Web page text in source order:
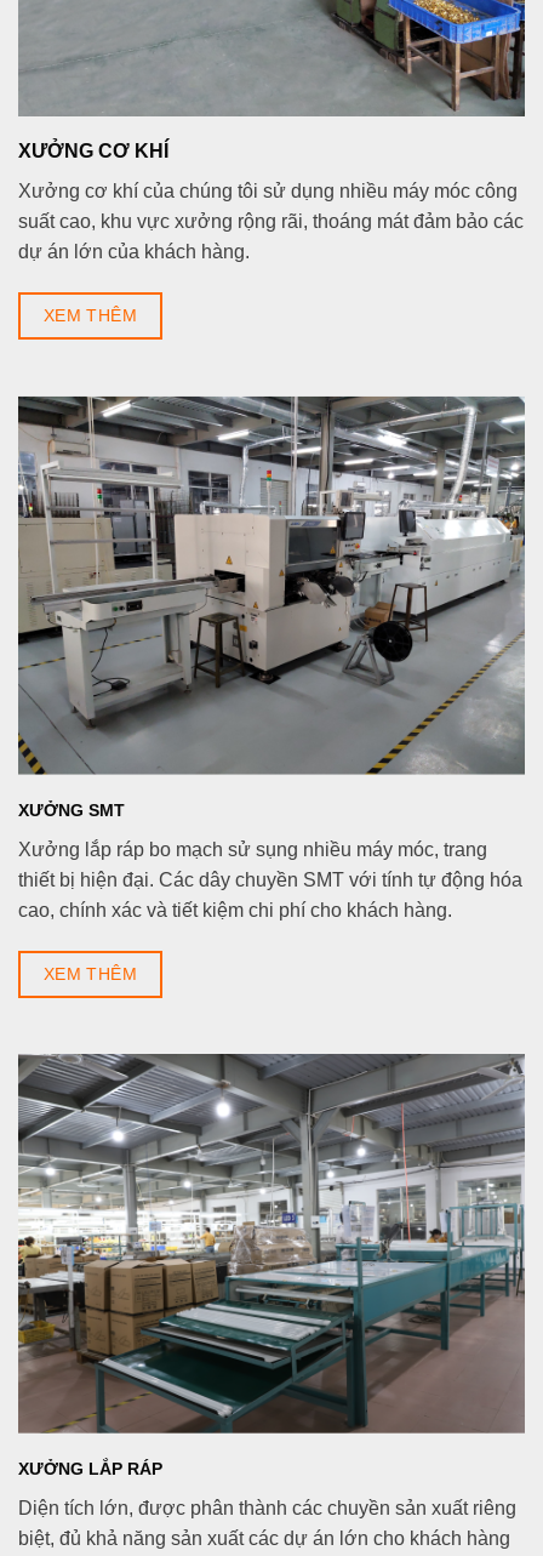
XƯỞNG CƠ KHÍ
Xưởng cơ khí của chúng tôi sử dụng nhiều máy móc công
suất cao, khu vực xưởng rộng rãi, thoáng mát đảm bảo các
dự án lớn của khách hàng.
XEM THÊM
XƯỞNG SMT
Xưởng lắp ráp bo mạch sử sụng nhiều máy móc, trang
thiết bị hiện đại. Các dây chuyền SMT với tính tự động hóa
cao, chính xác và tiết kiệm chi phí cho khách hàng.
XEM THÊM
XƯỞNG LẮP RÁP
Diện tích lớn, được phân thành các chuyền sản xuất riêng
biệt, đủ khả năng sản xuất các dự án lớn cho khách hàng